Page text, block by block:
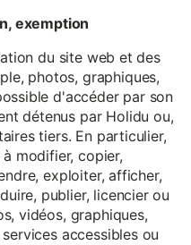
exemption
du site web et des
photos, graphiques,
d'accéder par son
détenus par Holidu ou,
tiers. En particulier,
modifier, copier,
exploiter, afficher,
publier, licencier ou
vidéos, graphiques,
accessibles ou